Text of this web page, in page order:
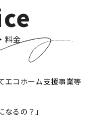
料金
エコホーム支援事業等
るの？」